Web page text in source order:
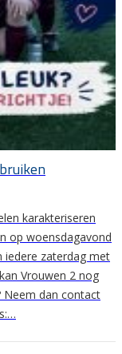
karakteriseren
op woensdagavond
iedere zaterdag met
Vrouwen 2 nog
Neem dan contact